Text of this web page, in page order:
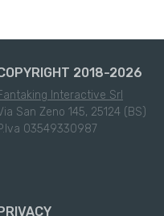
2018-2026
Interactive Srl
San Zeno 145, 25124 (BS)
03549330987
PRIVACY